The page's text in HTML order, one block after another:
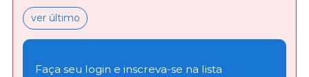
ver último
Faça seu login e inscreva-se na lista